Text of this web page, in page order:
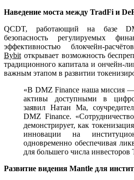
Наведение моста между TradFi и
QCDT, работающий на базе
безопасность регулируемых
эффективностью блокчейн-
Bybit открывает возможность
традиционного капитала и ончейн-
важным этапом в развитии
«В DMZ Finance наша миссия —
активы доступными в
заявил Натан Ма,
DMZ Finance.
демонстрирует, как
инновации на
одновременно обеспечивая
для большего числа инвесторов
Развитие видения Mantle для